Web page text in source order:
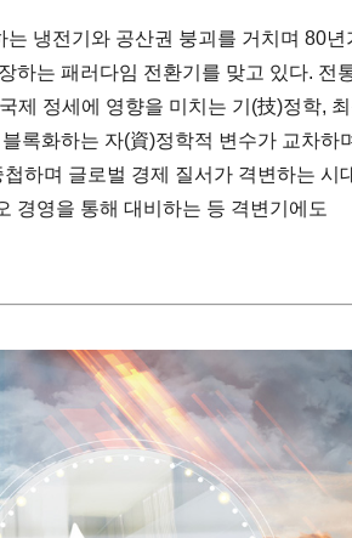
냉전기와 공산권 붕괴를 거치며 80년
하는 패러다임 전환기를 맞고 있다. 전
제 정세에 영향을 미치는 기(技)정학,
록화하는 자(資)정학적 변수가 교차하
하며 글로벌 경제 질서가 격변하는 시
경영을 통해 대비하는 등 격변기에도